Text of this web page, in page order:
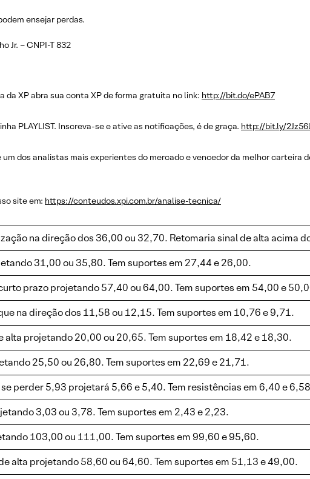
ensejar perdas.
Jr. – CNPI-T 832
da XP abra sua conta XP de forma gratuita no link: http://bit.do/ePAB7
PLAYLIST. Inscreva-se e ative as notificações, é de graça. http://bit.ly/
dos analistas mais experientes do mercado e vencedor da melhor carteira
site em: https://conteudos.xpi.com.br/analise-tecnica/
na direção dos 36,00 ou 32,70. Retomaria sinal de alta acima
31,00 ou 35,80. Tem suportes em 27,44 e 26,00.
prazo projetando 57,40 ou 64,00. Tem suportes em 54,00 e
na direção dos 11,58 ou 12,15. Tem suportes em 10,76 e 9,71.
alta projetando 20,00 ou 20,65. Tem suportes em 18,42 e 18,30.
25,50 ou 26,80. Tem suportes em 22,69 e 21,71.
perder 5,93 projetará 5,66 e 5,40. Tem resistências em 6,40 e
3,03 ou 3,78. Tem suportes em 2,43 e 2,23.
103,00 ou 111,00. Tem suportes em 99,60 e 95,60.
alta projetando 58,60 ou 64,60. Tem suportes em 51,13 e 49,00.